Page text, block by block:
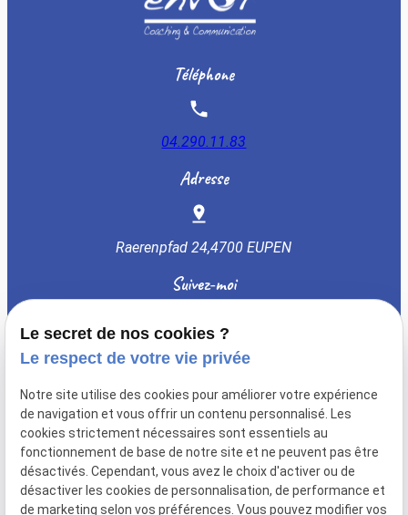
Téléphone
04.290.11.83
Adresse
Raerenpfad 24,4700 EUPEN
Suivez-moi
Mentions légales
Politique de
confidentialité
TVA Intracommunautaire :
BE0559966449
Le secret de nos cookies ?
Le respect de votre vie privée
Notre site utilise des cookies pour améliorer votre expérience
de navigation et vous offrir un contenu personnalisé. Les
cookies strictement nécessaires sont essentiels au
fonctionnement de base de notre site et ne peuvent pas être
désactivés. Cependant, vous avez le choix d'activer ou de
désactiver les cookies de personnalisation, de performance et
de marketing selon vos préférences. Vous pouvez modifier vos